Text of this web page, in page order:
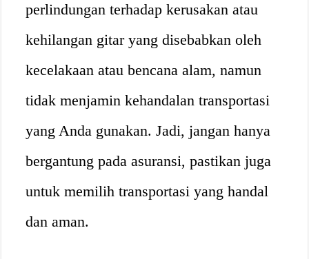
perlindungan terhadap kerusakan atau
kehilangan gitar yang disebabkan oleh
kecelakaan atau bencana alam, namun
tidak menjamin kehandalan transportasi
yang Anda gunakan. Jadi, jangan hanya
bergantung pada asuransi, pastikan juga
untuk memilih transportasi yang handal
dan aman.